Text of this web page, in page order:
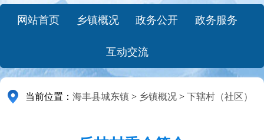
网站首页 乡镇概况 政务公开 政务服务
互动交流
当前位置： 海丰县城东镇> 乡镇概况> 下辖村（社区）